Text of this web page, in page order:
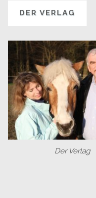
DER VERLAG
Der Verlag